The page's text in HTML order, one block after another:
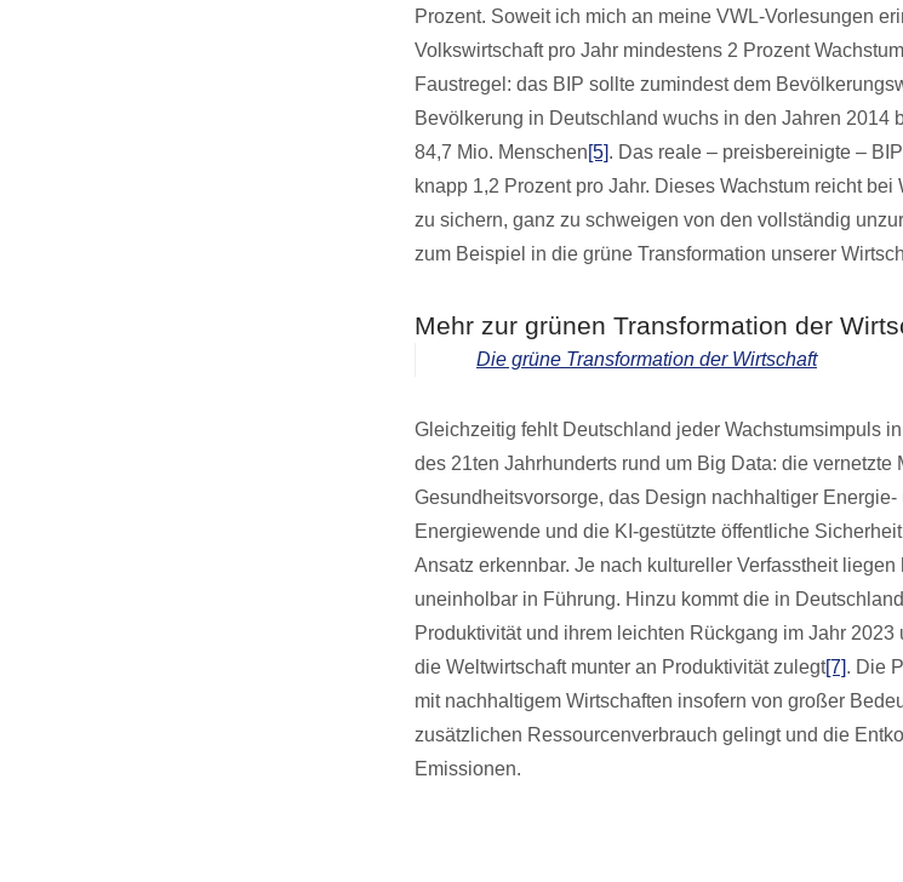
Prozent. Soweit ich mich an meine VWL-Vorlesungen
Volkswirtschaft pro Jahr mindestens 2 Prozent
Faustregel: das BIP sollte zumindest dem
Bevölkerung in Deutschland wuchs in den Jahren 2014
84,7 Mio. Menschen[5]. Das reale – preisbereinigte –
knapp 1,2 Prozent pro Jahr. Dieses Wachstum reicht
zu sichern, ganz zu schweigen von den vollständig
zum Beispiel in die grüne Transformation unserer
Mehr zur grünen Transformation der
Die grüne Transformation der Wirtschaft
Gleichzeitig fehlt Deutschland jeder Wachstumsimpuls
des 21ten Jahrhunderts rund um Big Data: die vernetzte
Gesundheitsvorsorge, das Design nachhaltiger
Energiewende und die KI-gestützte öffentliche
Ansatz erkennbar. Je nach kultureller Verfasstheit
uneinholbar in Führung. Hinzu kommt die in
Produktivität und ihrem leichten Rückgang im Jahr 2023
die Weltwirtschaft munter an Produktivität zulegt[7]. Die
mit nachhaltigem Wirtschaften insofern von großer
zusätzlichen Ressourcenverbrauch gelingt und die
Emissionen.